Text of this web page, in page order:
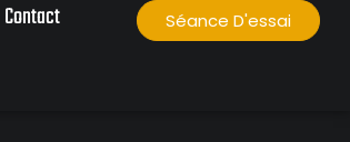
Contact Séance D'essai